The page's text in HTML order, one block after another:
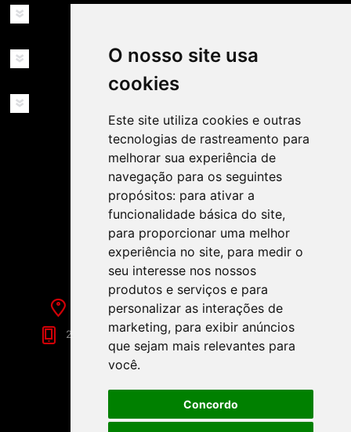
O nosso site usa
cookies
Este site utiliza cookies e outras
tecnologias de rastreamento para
melhorar sua experiência de
navegação para os seguintes
propósitos: para ativar a
funcionalidade básica do site,
para proporcionar uma melhor
experiência no site, para medir o
seu interesse nos nossos
produtos e serviços e para
personalizar as interações de
marketing, para exibir anúncios
que sejam mais relevantes para
você.
Concordo
MINHA CONTA
SIGA-NOS NAS REDES SOCIAIS!
Rua de Évora, 70-C - Reguengos de Monsaraz
266 040 688 (Chamada para a Rede Fixa Nacional)